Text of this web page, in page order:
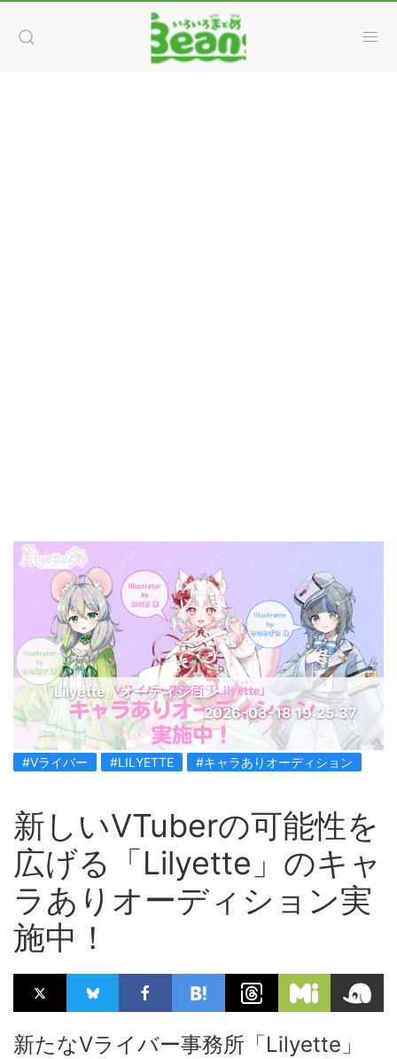
「Lilyette」オーディション
2026-03-18 19:25:37
#Vライバー #LILYETTE #キャラありオーディション
新しいVTuberの可能性を
広げる「Lilyette」のキャ
ラありオーディション実
施中！
新たなVライバー事務所「Lilyette」